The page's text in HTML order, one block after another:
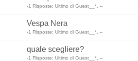
-1 Risposte: Ultimo di Guest__*, --
Vespa Nera
-1 Risposte: Ultimo di Guest__*, --
quale scegliere?
-1 Risposte: Ultimo di Guest__*, --